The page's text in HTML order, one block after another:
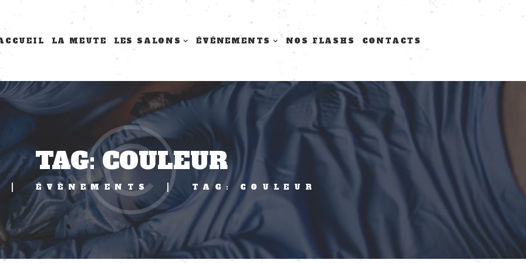
LA MEUTE LES SALONS ÉVÉNEMENTS NOS FLASHS CONTACTS
TAG: COULEUR
ÉVÈNEMENTS TAG: COULEUR